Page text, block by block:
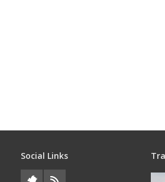
Social Links